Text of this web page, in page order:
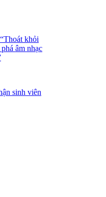
khỏi
âm nhạc
sinh viên